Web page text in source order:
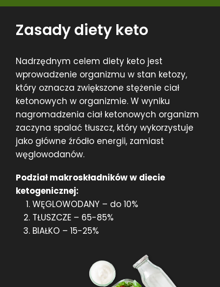
Zasady diety keto
Nadrzędnym celem diety keto jest
wprowadzenie organizmu w stan ketozy,
który oznacza zwiększone stężenie ciał
ketonowych w organizmie. W wyniku
nagromadzenia ciał ketonowych organizm
zaczyna spalać tłuszcz, który wykorzystuje
jako główne źródło energii, zamiast
węglowodanów.
Podział makroskładników w diecie
ketogenicznej:
WĘGLOWODANY – do 10%
TŁUSZCZE – 65-85%
BIAŁKO – 15-25%